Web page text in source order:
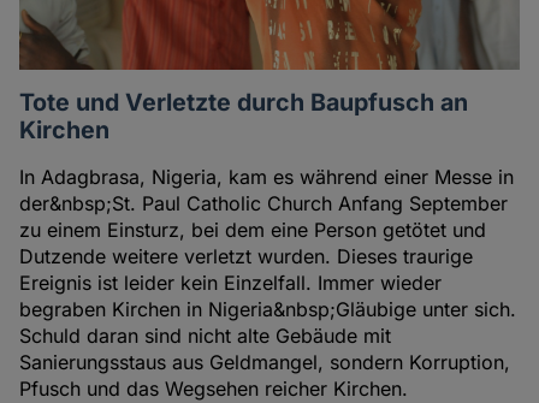
Tote und Verletzte durch Baupfusch an
Kirchen
In Adagbrasa, Nigeria, kam es während einer Messe in
der&nbsp;St. Paul Catholic Church Anfang September
zu einem Einsturz, bei dem eine Person getötet und
Dutzende weitere verletzt wurden. Dieses traurige
Ereignis ist leider kein Einzelfall. Immer wieder
begraben Kirchen in Nigeria&nbsp;Gläubige unter sich.
Schuld daran sind nicht alte Gebäude mit
Sanierungsstaus aus Geldmangel, sondern Korruption,
Pfusch und das Wegsehen reicher Kirchen.